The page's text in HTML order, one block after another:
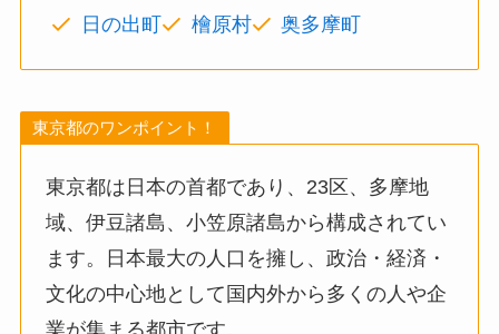
日の出町
檜原村 奥多摩町
東京都のワンポイント！
東京都は日本の首都であり、23区、多摩地
域、伊豆諸島、小笠原諸島から構成されてい
ます。日本最大の人口を擁し、政治・経済・
文化の中心地として国内外から多くの人や企